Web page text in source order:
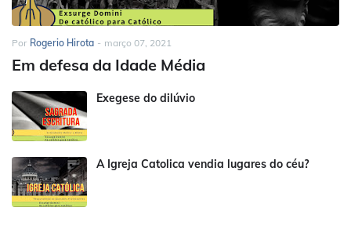
Por Rogerio Hirota - março 07, 2021
Em defesa da Idade Média
Exegese do dilúvio
A Igreja Catolica vendia lugares do céu?